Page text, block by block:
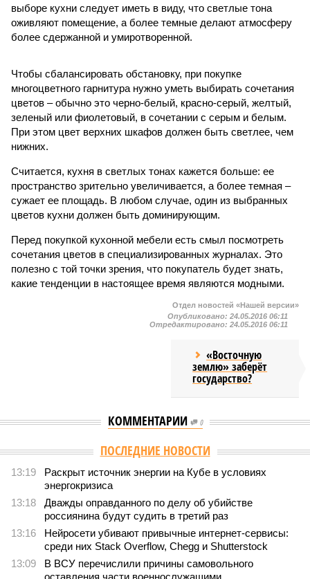
выборе кухни следует иметь в виду, что светлые тона
оживляют помещение, а более темные делают атмосферу
более сдержанной и умиротворенной.
Чтобы сбалансировать обстановку, при покупке
многоцветного гарнитура нужно уметь выбирать сочетания
цветов – обычно это черно-белый, красно-серый, желтый,
зеленый или фиолетовый, в сочетании с серым и белым.
При этом цвет верхних шкафов должен быть светлее, чем
нижних.
Считается, кухня в светлых тонах кажется больше: ее
пространство зрительно увеличивается, а более темная –
сужает ее площадь. В любом случае, один из выбранных
цветов кухни должен быть доминирующим.
Перед покупкой кухонной мебели есть смыл посмотреть
сочетания цветов в специализированных журналах. Это
полезно с той точки зрения, что покупатель будет знать,
какие тенденции в настоящее время являются модными.
Отдел новостей «Нашей версии»
Опубликовано: 24.05.2016 06:11
Отредактировано: 24.05.2016 06:11
«Восточную
землю» заберёт
государство?
КОММЕНТАРИИ 0
ПОСЛЕДНИЕ НОВОСТИ
13:19
Раскрыт источник энергии на Кубе в условиях
энергокризиса
13:18
Дважды оправданного по делу об убийстве
россиянина будут судить в третий раз
13:16
Нейросети убивают привычные интернет-сервисы:
среди них Stack Overflow, Chegg и Shutterstock
13:09
В ВСУ перечислили причины самовольного
оставления части военнослужащими